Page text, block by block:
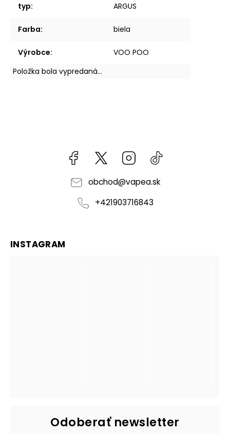
typ: ARGUS
Farba: biela
Výrobce:
VOO POO
Položka bola vypredaná…
Facebook kzifcak85131Instagram
obchod@vapea.sk
+421903716843
INSTAGRAM
Odoberať newsletter